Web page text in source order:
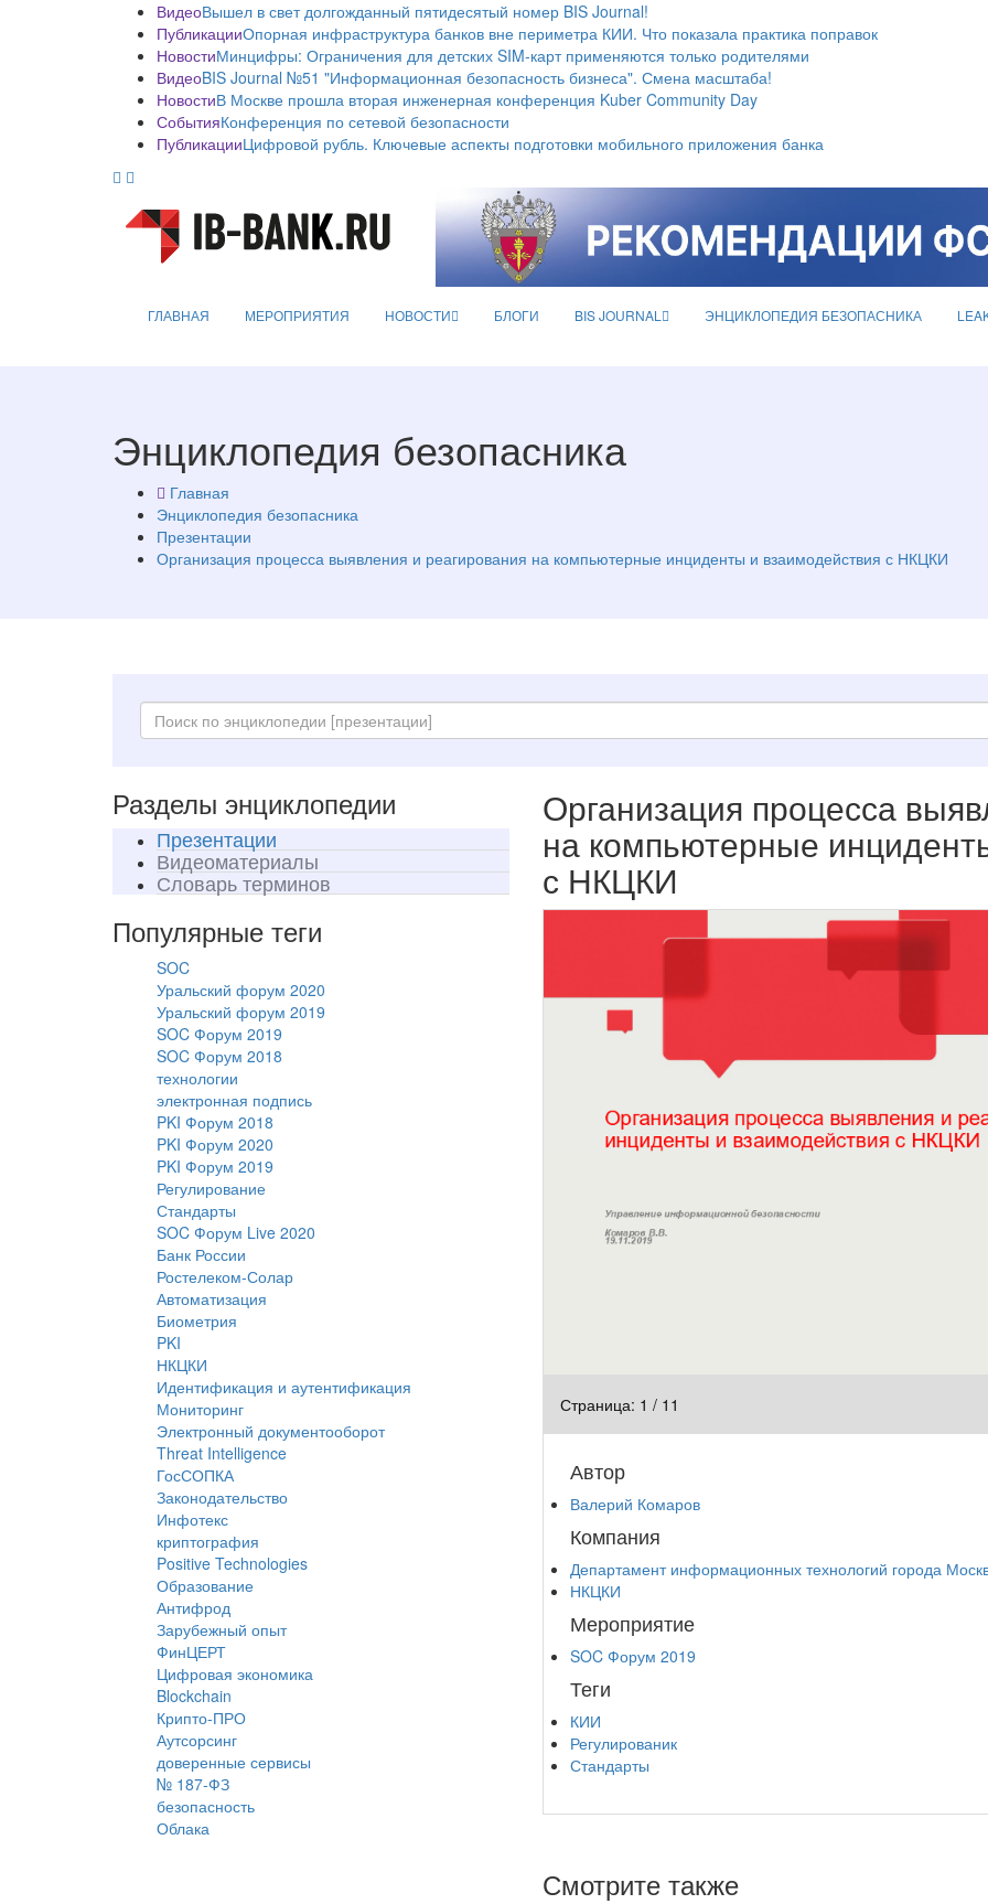
ВидеоВышел в свет долгожданный пятидесятый номер BIS Journal!
ПубликацииОпорная инфраструктура банков вне периметра КИИ. Что показала практика поправок
НовостиМинцифры: Ограничения для детских SIM-карт применяются только родителями
ВидеоBIS Journal №51 "Информационная безопасность бизнеса". Смена масштаба!
НовостиВ Москве прошла вторая инженерная конференция Kuber Community Day
СобытияКонференция по сетевой безопасности
ПубликацииЦифровой рубль. Ключевые аспекты подготовки мобильного приложения банка
ГЛАВНАЯ МЕРОПРИЯТИЯ НОВОСТИ БЛОГИ BIS JOURNAL ЭНЦИКЛОПЕДИЯ БЕЗОПАСНИКА
Энциклопедия безопасника
Главная
Энциклопедия безопасника
Презентации
Организация процесса выявления и реагирования на компьютерные инциденты и взаимодействия с НКЦКИ
Разделы энциклопедии
Презентации
Видеоматериалы
Словарь терминов
Популярные теги
SOC
Уральский форум 2020
Уральский форум 2019
SOC Форум 2019
SOC Форум 2018
технологии
электронная подпись
PKI Форум 2018
PKI Форум 2020
PKI Форум 2019
Регулирование
Стандарты
SOC Форум Live 2020
Банк России
Ростелеком-Солар
Автоматизация
Биометрия
PKI
НКЦКИ
Идентификация и аутентификация
Мониторинг
Электронный документооборот
Threat Intelligence
ГосСОПКА
Законодательство
Инфотекс
криптография
Positive Technologies
Образование
Антифрод
Зарубежный опыт
ФинЦЕРТ
Цифровая экономика
Blockchain
Крипто-ПРО
Аутсорсинг
доверенные сервисы
№ 187-ФЗ
безопасность
Облака
Организация процесса
на компьютерные
с НКЦКИ
Страница: 1 / 11
Автор
Валерий Комаров
Компания
Департамент информационных технологий города
НКЦКИ
Мероприятие
SOC Форум 2019
Теги
КИИ
Регулированик
Стандарты
Смотрите также